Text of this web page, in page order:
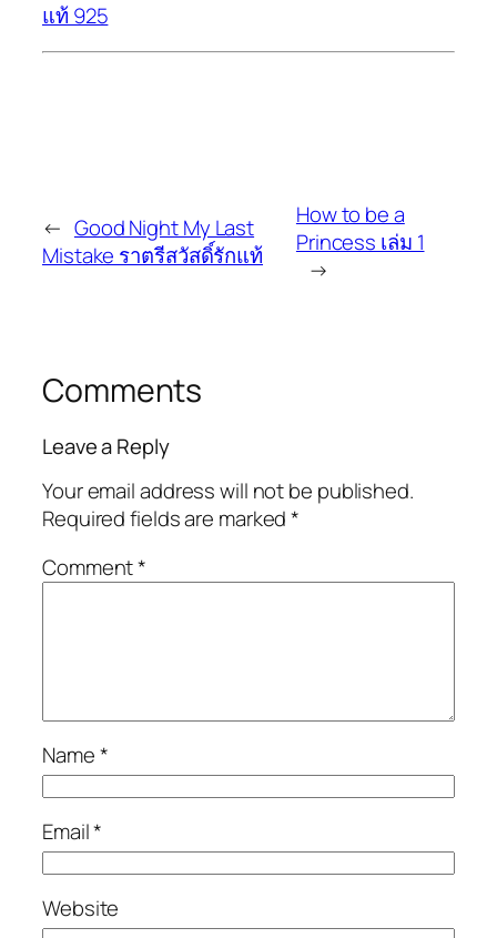
แท้ 925
← Good Night My Last
Mistake ราตรีสวัสดิ์รักแท้
How to be a
Princess เล่ม 1
→
Comments
Leave a Reply
Your email address will not be published.
Required fields are marked*
Comment*
Name*
Email*
Website